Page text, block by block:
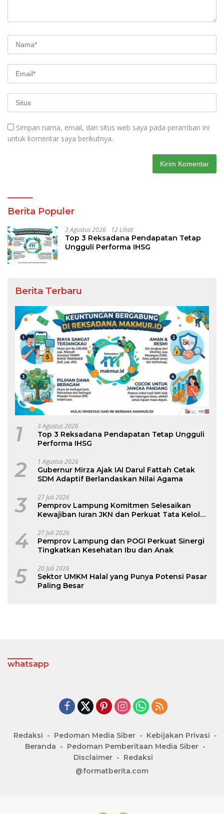
Simpan nama, email, dan situs web saya pada peramban ini
untuk komentar saya berikutnya.
Berita Populer
3 Agustus 2026 12 Lihat
Top 3 Reksadana Pendapatan Tetap
Ungguli Performa IHSG
Berita Terbaru
1 3 Agustus 2026
Top 3 Reksadana Pendapatan Tetap Ungguli
Performa IHSG
2 1 Agustus 2026
Gubernur Mirza Ajak IAI Darul Fattah Cetak
SDM Adaptif Berlandaskan Nilai Agama
3 27 Juli 2026
Pemprov Lampung Komitmen Selesaikan
Kewajiban Iuran JKN dan Perkuat Tata Kelola
4 27 Juli 2026
Pemprov Lampung dan POGI Perkuat Sinergi
Tingkatkan Kesehatan Ibu dan Anak
5 20 Juli 2026
Sektor UMKM Halal yang Punya Potensi Pasar
Paling Besar
whatsapp
Redaksi Pedoman Media Siber
Kebijakan Privasi
Beranda
Pedoman Pemberitaan Media Siber
Disclaimer
Redaksi
@formatberita.com